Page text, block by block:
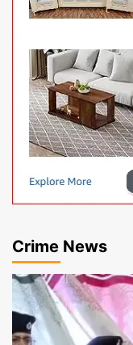
Crime News